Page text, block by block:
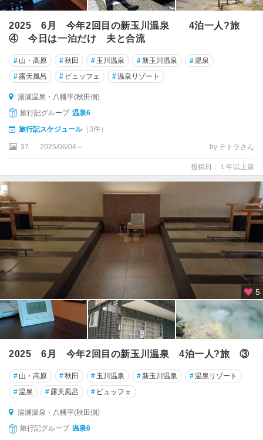
2025 6月 今年2回目の新玉川温泉 4泊一人?旅
④ 今日は一泊だけ 夫と合流
# 山・高原 #秋田 # 玉川温泉 #新玉川温泉 #温泉
# 露天風呂 # ビュッフェ #温泉リゾート
湯瀬温泉・八幡平(秋田側)
旅行記グループ 温泉6
旅行記スケジュール（3件）
37 2025/06/04～ by テトラさん
投稿日：１年以上前
5
2025 6月 今年2回目の新玉川温泉 4泊一人?旅 ③
# 山・高原 #秋田 # 玉川温泉 #新玉川温泉 #温泉リゾート
#温泉 # 露天風呂 # ビュッフェ
湯瀬温泉・八幡平(秋田側)
旅行記グループ 温泉6